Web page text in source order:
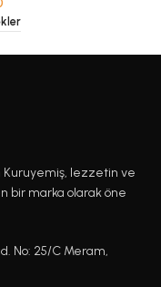
Kuruyemiş, lezzetin ve
bir marka olarak öne
No: 25/C Meram,